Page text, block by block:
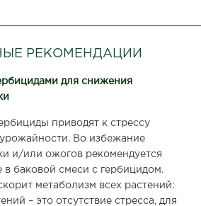
РЕКОМЕНДАЦИИ
для снижения
приводят к стрессу
Во избежание
и/или ожогов рекомендуется
баковой смеси с гербицидом.
метаболизм всех растений:
– это отсутствие стресса, для